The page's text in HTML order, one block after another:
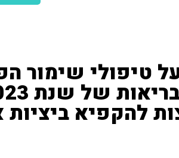
טיפולי שימור
להקפיא ביציות